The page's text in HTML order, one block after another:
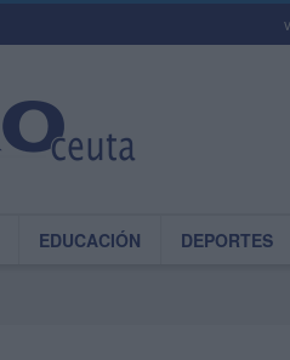
EDUCACIÓN DEPORTES